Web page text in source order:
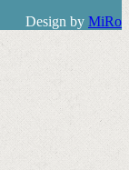
Design by MiRo